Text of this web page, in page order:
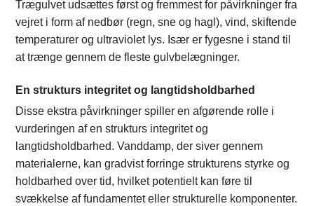
Trægulvet udsættes først og fremmest for påvirkninger fra
vejret i form af nedbør (regn, sne og hagl), vind, skiftende
temperaturer og ultraviolet lys. Især er fygesne i stand til
at trænge gennem de fleste gulvbelægninger.
En strukturs integritet og langtidsholdbarhed
Disse ekstra påvirkninger spiller en afgørende rolle i
vurderingen af en strukturs integritet og
langtidsholdbarhed. Vanddamp, der siver gennem
materialerne, kan gradvist forringe strukturens styrke og
holdbarhed over tid, hvilket potentielt kan føre til
svækkelse af fundamentet eller strukturelle komponenter.